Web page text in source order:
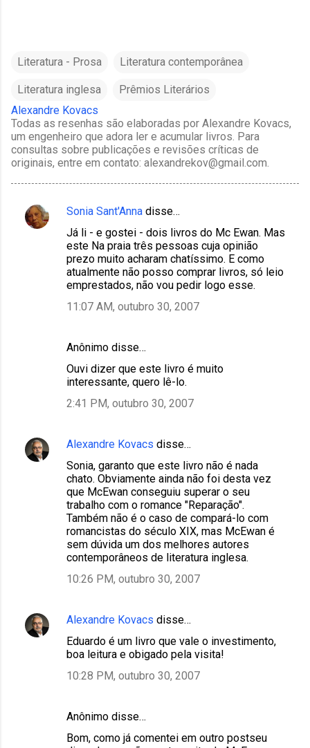
Literatura - Prosa Literatura contemporânea
Literatura inglesa
Prêmios Literários
Alexandre Kovacs
Todas as resenhas são elaboradas por Alexandre Kovacs,
um engenheiro que adora ler e acumular livros. Para
consultas sobre publicações e revisões críticas de
originais, entre em contato: alexandrekov@gmail.com.
C
Sonia Sant'Anna disse…
Já li - e gostei - dois livros do Mc Ewan. Mas
este Na praia três pessoas cuja opinião
prezo muito acharam chatíssimo. E como
atualmente não posso comprar livros, só leio
emprestados, não vou pedir logo esse.
11:07 AM, outubro 30, 2007
Anônimo disse…
Ouvi dizer que este livro é muito
interessante, quero lê-lo.
2:41 PM, outubro 30, 2007
Alexandre Kovacs disse…
Sonia, garanto que este livro não é nada
chato. Obviamente ainda não foi desta vez
que McEwan conseguiu superar o seu
trabalho com o romance "Reparação".
Também não é o caso de compará-lo com
romancistas do século XIX, mas McEwan é
sem dúvida um dos melhores autores
contemporâneos de literatura inglesa.
10:26 PM, outubro 30, 2007
Alexandre Kovacs disse…
Eduardo é um livro que vale o investimento,
boa leitura e obigado pela visita!
10:28 PM, outubro 30, 2007
Anônimo disse…
Bom, como já comentei em outro postseu